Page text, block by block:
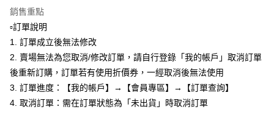
相關說明
AFTEE先享後付是「在收到商品之後才付款」的支付方式。 讓您購物簡單
便利好安心！
１．簡單：不需註冊會員、不需綁卡、不需儲值。
２．便利：只要手機號碼，簡訊認證，即可結帳。
３．安心：先確認商品／服務後，再付款。
１．於結帳方式選擇「AFTEE先享後付」後，將跳轉至「AFTEE先享後付」
ATM付款
運送方式
全家取貨付款
每筆NT$80，滿NT$599(含以上)免運費
銷售重點
▫️訂單說明
1. 訂單成立後無法修改
2. 賣場無法為您取消/修改訂單，請自行登錄「我的帳戶」取消訂單
後重新訂購，訂單若有使用折價券，一經取消後無法使用
3. 訂單進度：【我的帳戶】→【會員專區】→【訂單查詢】
4. 取消訂單：需在訂單狀態為「未出貨」時取消訂單